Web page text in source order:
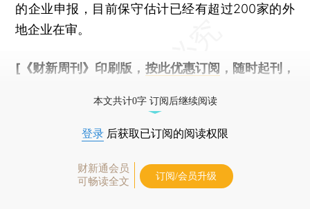
的企业申报，目前保守估计已经有超过200家的外
地企业在审。
[《财新周刊》印刷版， 按此优惠订阅 ，随时起刊，
本文共计0字 订阅后继续阅读
登录 后获取已订阅的阅读权限
财新通会员
可畅读全文
订阅/会员升级